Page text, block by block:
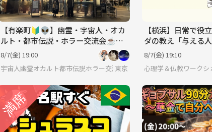
【有楽町🔰👽】幽霊・宇宙人・オカ
ルト・都市伝説・ホラー交流会☕️途
中参加可♪
8/7(金) 19:00
宇宙人幽霊オカルト都市伝説ホラー交流会
東京
【横浜】日常で役
ダの教え「与える
成功するルール」
8/7(金) 19:10
心理学＆仏教ワークシ